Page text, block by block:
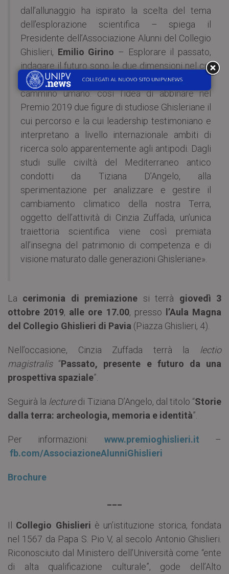
dall’allunaggio ha ispirato la scelta del tema
dell’esplorazione scientifica – spiega il
Presidente dell’Associazione Alunni del Collegio
Ghislieri, Emilio Girino – Esplorare il passato,
indagare il futuro sono le due dimensioni nel cui
arco si inscrive idealmente e materialmente il
cammino umano: così l’idea di abbinare nel
Premio 2019 due figure di studiose Ghisleriane il
cui percorso e la cui leadership testimoniano e
interpretano a livello internazionale ambiti di
ricerca solo apparentemente agli antipodi. Dagli
studi sulle civiltà del Mediterraneo antico
condotti da Tiziana D’Angelo, alla
sperimentazione per analizzare e gestire il
cambiamento climatico della nostra Terra,
oggetto dell’attività di Cinzia Zuffada, un’unica
traiettoria scientifica viene così premiata
all’insegna del patrimonio di competenza e di
visione maturato dalle generazioni Ghisleriane».
La cerimonia di premiazione si terrà giovedì 3
ottobre 2019, alle ore 17.00, presso l’Aula Magna
del Collegio Ghislieri di Pavia (Piazza Ghislieri, 4).
Nell’occasione, Cinzia Zuffada terrà la lectio
magistralis “Passato, presente e futuro da una
prospettiva spaziale”.
Seguirà la lecturedi Tiziana D’Angelo, dal titolo “Storie
dalla terra: archeologia, memoria e identità”.
Per informazioni: www.premioghislieri.it –
fb.com/AssociazioneAlunniGhislieri
Brochure
Il Collegio Ghislieri è un’istituzione storica, fondata
nel 1567 da Papa S. Pio V, al secolo Antonio Ghislieri.
Riconosciuto dal Ministero dell’Università come “ente
di alta qualificazione culturale”, gode dell’Alto